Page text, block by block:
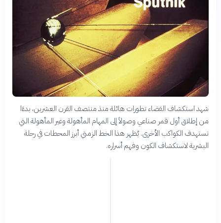
شهد استكشاف الفضاء تطورات هائلة منذ منتصف القرن العشرين، بدءًا
من إطلاق أول قمر صناعي وصولاً إلى المهام المأهولة وغير المأهولة التي
تستهدف الكواكب الأخرى. يُظهر هذا الخط الزمني أبرز المحطات في رحلة
البشرية لاستكشاف الكون وفهم أسراره.